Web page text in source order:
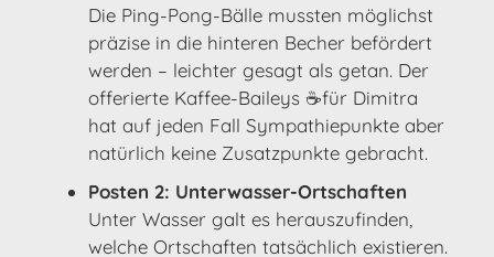
Die Ping-Pong-Bälle mussten möglichst
präzise in die hinteren Becher befördert
werden – leichter gesagt als getan. Der
offerierte Kaffee-Baileys ☕für Dimitra
hat auf jeden Fall Sympathiepunkte aber
natürlich keine Zusatzpunkte gebracht.
Posten 2: Unterwasser-Ortschaften
Unter Wasser galt es herauszufinden,
welche Ortschaften tatsächlich existieren.